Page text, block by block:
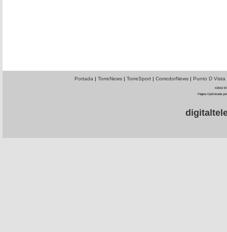
Portada | TorreNews| TorreSport| CorredorNews| Punto D Vista
©2010 El
Página Optimizada